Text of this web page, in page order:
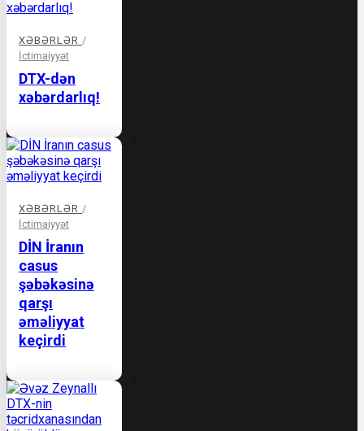
XƏBƏRLƏR /
İctimaiyyət
DTX-dən
xəbərdarlıq!
XƏBƏRLƏR /
İctimaiyyət
DİN İranın
casus
şəbəkəsinə
qarşı
əməliyyat
keçirdi